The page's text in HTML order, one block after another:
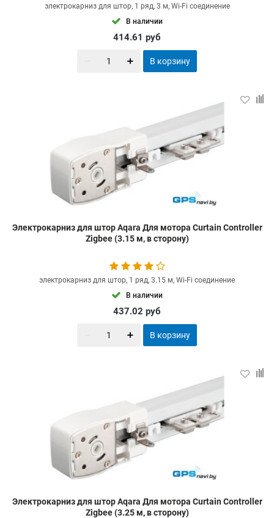
электрокарниз для штор, 1 ряд, 3 м, Wi-Fi соединение
В наличии
414.61 руб
В корзину
Электрокарниз для штор Aqara Для мотора Curtain Controller
Zigbee (3.15 м, в сторону)
электрокарниз для штор, 1 ряд, 3.15 м, Wi-Fi соединение
В наличии
437.02 руб
В корзину
Электрокарниз для штор Aqara Для мотора Curtain Controller
Zigbee (3.25 м, в сторону)